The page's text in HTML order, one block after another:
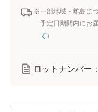
※一部地域・離島に
予定日期間内にお
て ）
ロットナンバー：